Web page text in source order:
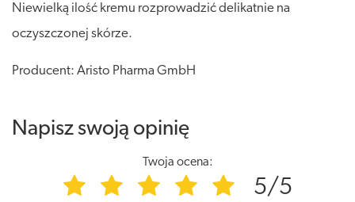
Niewielką ilość kremu rozprowadzić delikatnie na
oczyszczonej skórze.
Producent: Aristo Pharma GmbH
Napisz swoją opinię
Twoja ocena:
5/5